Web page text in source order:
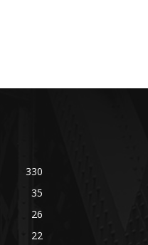
330
35
26
22